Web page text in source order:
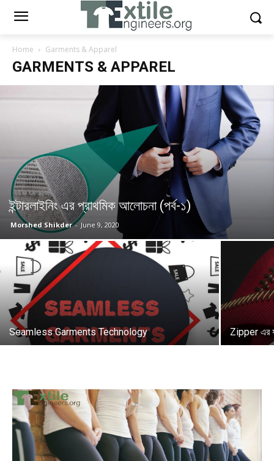
Home Garments & Apparel
GARMENTS & APPAREL
ইন্টারলাইনিং এর প্রাথমিক আলোচনা (পর্ব-১)
Morshed Shikder - June 9, 2020
Seamless Garments Technology Zipper এর